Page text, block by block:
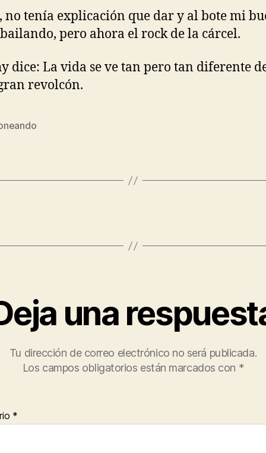
no tenía explicación que dar y al bote mi
pero ahora el rock de la cárcel.
dice: La vida se ve tan pero tan diferente
revolcón.
una
Tu dirección de correo electrónico no será publicada.
Los campos obligatorios están marcados con *
*